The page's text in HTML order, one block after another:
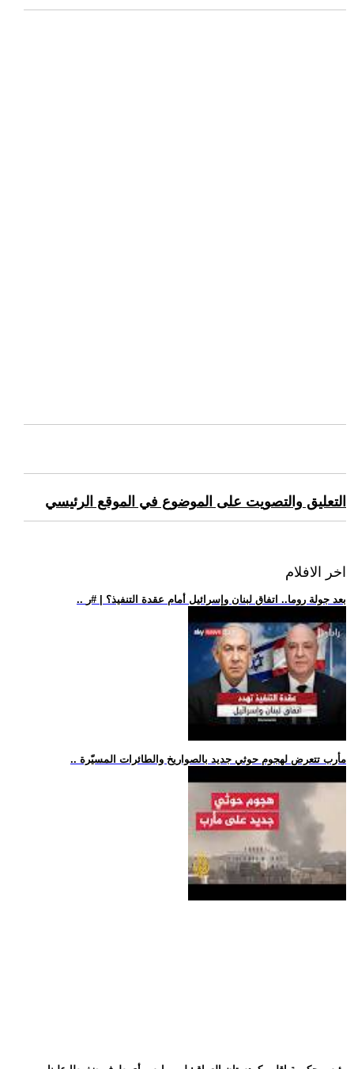
التعليق والتصويت على الموضوع في الموقع الرئيسي
اخر الافلام
.. بعد جولة روما.. اتفاق لبنان وإسرائيل أمام عقدة التنفيذ؟ | #ر
.. مأرب تتعرض لهجوم حوثي جديد بالصواريخ والطائرات المسيّرة